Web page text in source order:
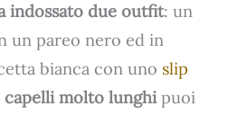
indossato due outfit: un
un pareo nero ed in
bianca con uno slip
capelli molto lunghipuoi